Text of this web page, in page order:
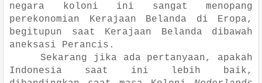
negara koloni ini sangat menopang
perekonomian Kerajaan Belanda di Eropa,
begitupun saat Kerajaan Belanda dibawah
aneksasi Perancis.
Sekarang jika ada pertanyaan, apakah
Indonesia saat ini lebih baik,